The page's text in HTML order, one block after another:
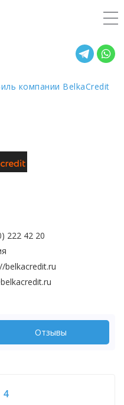
компании BelkaCredit
222 42 20
belkacredit.ru
Отзывы
4